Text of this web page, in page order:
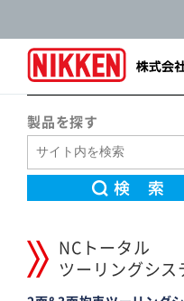
製品を探す
NCトータル
ツーリングシス